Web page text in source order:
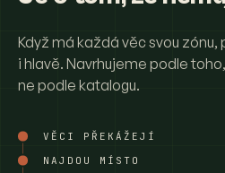
Když má každá věc svou
i hlavě. Navrhujeme podle
ne podle katalogu.
VĚCI PŘEKÁŽEJÍ
NAJDOU MÍSTO